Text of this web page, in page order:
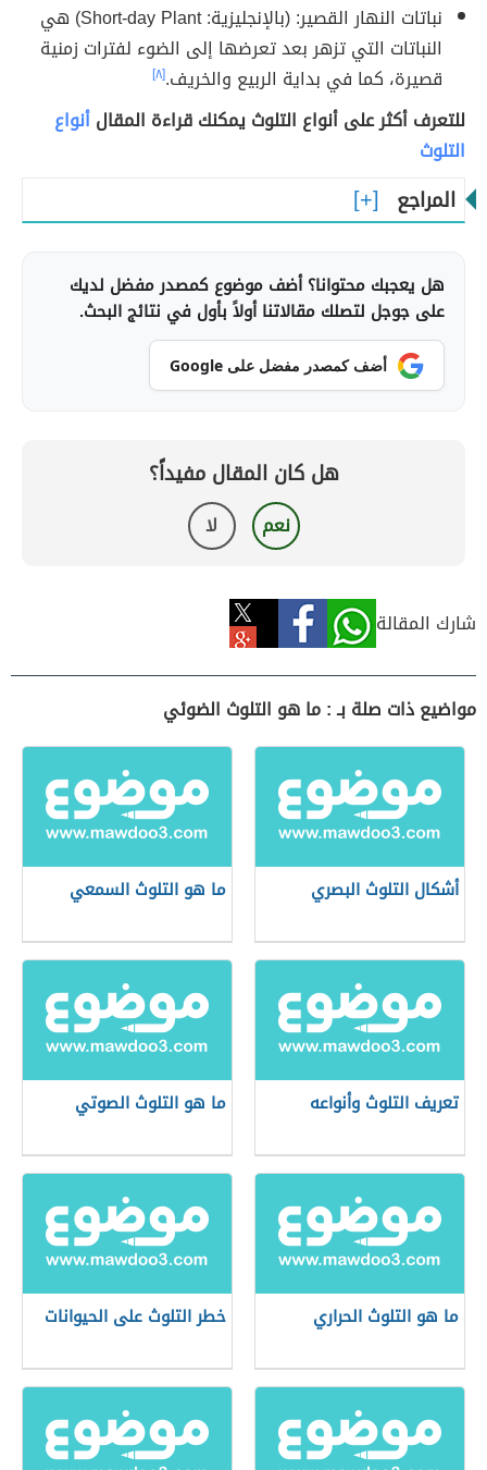
نباتات النهار القصير: (بالإنجليزية: Short-day Plant) هي
النباتات التي تزهر بعد تعرضها إلى الضوء لفترات زمنية
قصيرة، كما في بداية الربيع والخريف.[٨]
للتعرف أكثر على أنواع التلوث يمكنك قراءة المقالأنواع
التلوث
المراجع
هل يعجبك محتوانا؟ أضف موضوع كمصدر مفضل لديك
على جوجل لتصلك مقالاتنا أولاً بأول في نتائج البحث.
أضف كمصدر مفضل على Google
هل كان المقال مفيداً؟
نعم لا
شارك المقالة
مواضيع ذات صلة بـ : ما هو التلوث الضوئي
أشكال التلوث البصري ما هو التلوث السمعي
تعريف التلوث وأنواعه ما هو التلوث الصوتي
ما هو التلوث الحراري خطر التلوث على الحيوانات